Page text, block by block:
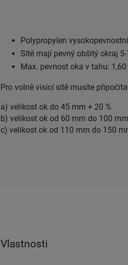
Polypropylen
Sítě mají pevný obšitý okraj
Max. pevnost oka v tahu: 1,60
Pro volně visící sítě musíte
a) velikost ok do 45 mm + 20 %
b) velikost ok od 60 mm do 100
c) velikost ok od 110 mm do 150
Vlastnosti